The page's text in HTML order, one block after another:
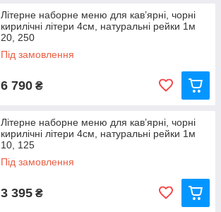
Літерне наборне меню для кав’ярні, чорні
кирилічні літери 4см, натуральні рейки 1м
20, 250
Під замовлення
6 790 ₴
Літерне наборне меню для кав’ярні, чорні
кирилічні літери 4см, натуральні рейки 1м
10, 125
Під замовлення
3 395 ₴